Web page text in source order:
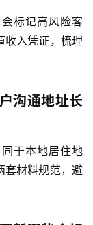
标记高风险客
收入凭证，梳理
沟通地址长
于本地居住地
套材料规范，避